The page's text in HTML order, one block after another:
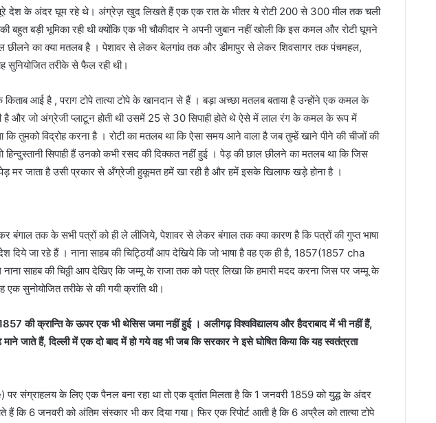
देश के अंदर घूम रहे थे। अंग्रेज़ खुद लिखते हैं एक एक रात के भीतर ये रोटी 200 से 300 मील तक चली
बहुत बड़ी भूमिका रही थी क्योंकि एक भी चौकीदार ने अपनी जुबान नहीं खोली कि इस कमल और रोटी घूमने
छीलने का क्या मतलब है । पेशावर से लेकर बेलगांव तक और डीमापुर से लेकर शिवसागर तक पंचमहल,
तरीके से फैल रही थी।
किताब आई है , पराग टोपे तात्या टोपे के खानदान से हैं । बड़ा अच्छा मतलब बताया है उन्होंने एक कमल के
और जो अंग्रेजी प्लाटून होती थी उसमें 25 से 30 सिपाही होते थे ऐसे में लाल रंग के कमल के रूप में
तुमको विद्रोह करना है । रोटी का मतलब था कि ऐसा समय आने वाला है जब तुम्हें खाने पीने की चीजों की
सिपाही हैं उनको कभी रसद की दिक्कत नहीं हुई । पेड़ की छाल छीलने का मतलब था कि जिस
मर जाता है उसी प्रकार से अँग्रेजी हुकूमत हमें खा रही है और हमें इसके खिलाफ खड़े होना है ।
तक के सभी पत्रों को ही ले लीजिये, पेशावर से लेकर बंगाल तक क्या कारण है कि पत्रों की गुप्त भाषा
जा रहे हैं । नाना साहब की चिट्ठियाँ आप देखिये कि जो भाषा है वह एक ही है, 1857(1857 cha
साहब की चिठ्ठी आप देखिए कि जम्मू के राजा तक को पत्र लिखा कि हमारी मदद करना जिस पर जम्मू के
एक सुनोयोजित तरीके से की गयी क्रांति थी।
की क्रान्ति के ऊपर एक भी थेसिस जमा नहीं हुई । अलीगढ़ विश्वविद्यालय और हैदराबाद में भी नहीं हैं,
जाते हैं, दिल्ली में एक दो बाद में हो गये वह भी जब कि सरकार ने इसे घोषित किया कि यह स्वतंत्रता
पर संग्राहलय के लिए एक पैनल बना रहा था तो एक वृतांत मिलता है कि 1 जनवरी 1859 को युद्ध के अंदर
हैं कि 6 जनवरी को अंतिम संस्कार भी कर दिया गया। फिर एक रिपोर्ट आती है कि 6 अप्रैल को तात्या टोपे